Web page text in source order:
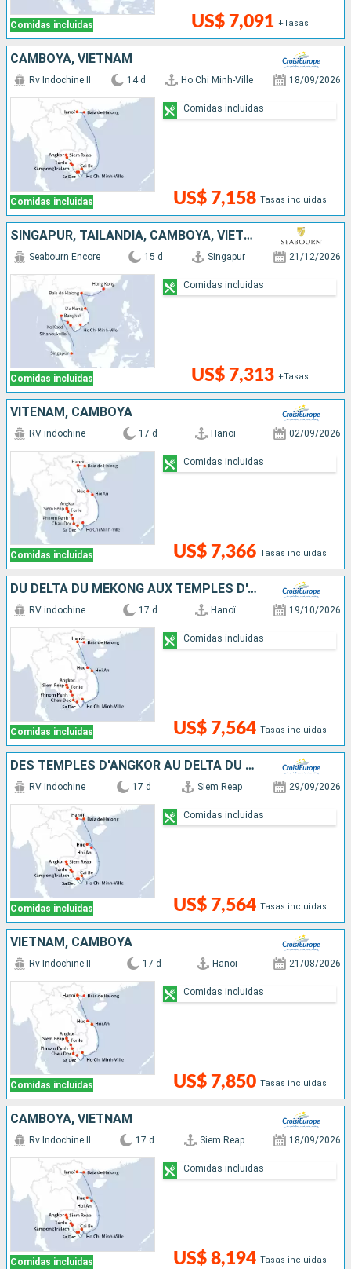
Comidas incluidas US$ 7,091 +Tasas
CAMBOYA, VIETNAM
Comidas incluidas
Rv Indochine II 14 d Ho Chi Minh-Ville 18/09/2026
US$ 7,158 Tasas incluidas
Comidas incluidas
SINGAPUR, TAILANDIA, CAMBOYA, VIETNAM, CHINA
Comidas incluidas
Seabourn Encore 15 d Singapur 21/12/2026
US$ 7,313 +Tasas
Comidas incluidas
VITENAM, CAMBOYA
Comidas incluidas
RV indochine 17 d Hanoï 02/09/2026
US$ 7,366 Tasas incluidas
Comidas incluidas
DU DELTA DU MÉKONG AUX TEMPLES D'ANGKOR, LES VILLES IMPÉRIALES, HANOÏ ET LA BAIE D'ALONG (FORMULE PORT/PORT)
Comidas incluidas
RV indochine 17 d Hanoï 19/10/2026
US$ 7,564 Tasas incluidas
Comidas incluidas
DES TEMPLES D'ANGKOR AU DELTA DU MÉKONG, LES VILLES IMPÉRIALES, HANOÏ ET LA BAIE D'ALONG
Comidas incluidas
RV indochine 17 d Siem Reap 29/09/2026
US$ 7,564 Tasas incluidas
Comidas incluidas
VIETNAM, CAMBOYA
Comidas incluidas
Rv Indochine II 17 d Hanoï 21/08/2026
US$ 7,850 Tasas incluidas
Comidas incluidas
CAMBOYA, VIETNAM
Comidas incluidas
Rv Indochine II 17 d Siem Reap 18/09/2026
US$ 8,194 Tasas incluidas
Comidas incluidas